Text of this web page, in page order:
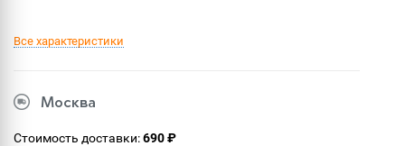
Все характеристики
Москва
Стоимость доставки:690 ₽